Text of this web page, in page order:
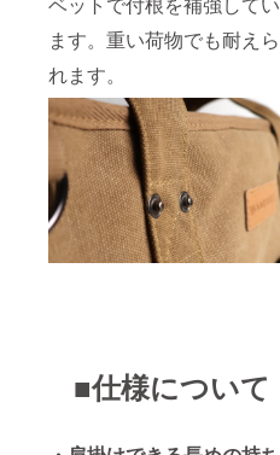
ます。重い荷物でも耐えら
れます。
■仕様について